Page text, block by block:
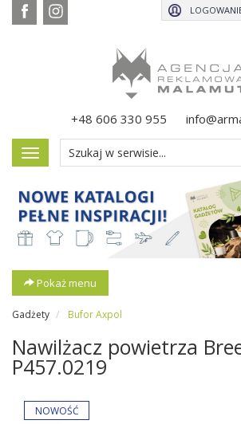
+48 606 330 955
Pokaż
menu
Pokaż menu
Gadżety Bufor Axpol
Nawilżacz powietrza
P457.0219